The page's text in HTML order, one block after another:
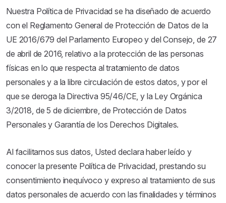
Nuestra Política de Privacidad se ha diseñado de acuerdo
con el Reglamento General de Protección de Datos de la
UE 2016/679 del Parlamento Europeo y del Consejo, de 27
de abril de 2016, relativo a la protección de las personas
físicas en lo que respecta al tratamiento de datos
personales y a la libre circulación de estos datos, y por el
que se deroga la Directiva 95/46/CE, y la Ley Orgánica
3/2018, de 5 de diciembre, de Protección de Datos
Personales y Garantía de los Derechos Digitales.
Al facilitarnos sus datos, Usted declara haber leído y
conocer la presente Política de Privacidad, prestando su
consentimiento inequívoco y expreso al tratamiento de sus
datos personales de acuerdo con las finalidades y términos